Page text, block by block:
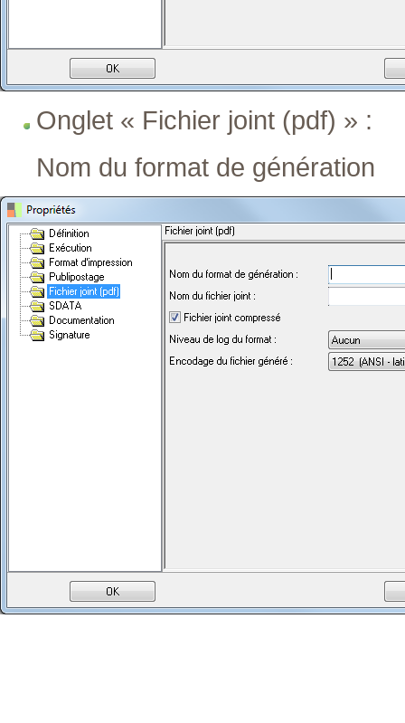
Onglet « Fichier joint (pdf) » :
Nom du format de génération